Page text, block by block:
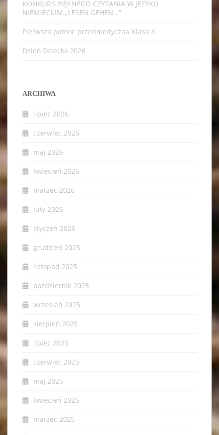
KONKURS PIĘKNEGO CZYTANIA W JEZYKU
NIEMIECKIM „LESEN GEHEN…”
Pierwsza pomoc przedmedyczna Klasa 4
Dzień Dziecka 2026
ARCHIWA
lipiec 2026
czerwiec 2026
maj 2026
kwiecień 2026
marzec 2026
luty 2026
styczeń 2026
grudzień 2025
listopad 2025
październik 2025
wrzesień 2025
sierpień 2025
lipiec 2025
czerwiec 2025
maj 2025
kwiecień 2025
marzec 2025